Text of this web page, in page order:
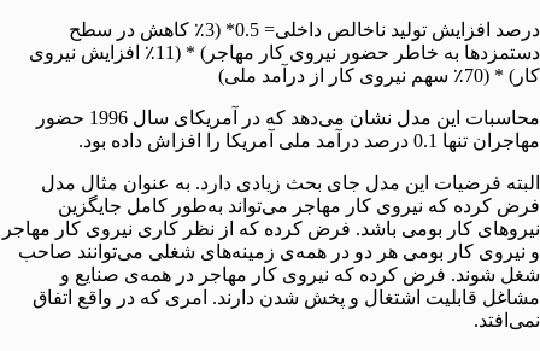
درصد افزایش تولید ناخالص داخلی= 0.5* (3٪ کاهش در سطح
دستمزدها به خاطر حضور نیروی کار مهاجر) * (11٪ افزایش نیروی
کار) * (70٪ سهم نیروی کار از درآمد ملی)
محاسبات این مدل نشان می‌دهد که در آمریکای سال 1996 حضور
مهاجران تنها 0.1 درصد درآمد ملی آمریکا را افزاش داده بود.
البته فرضیات این مدل جای بحث زیادی دارد. به عنوان مثال مدل
فرض کرده که نیروی کار مهاجر می‌تواند به‌طور کامل جایگزین
نیروهای کار بومی باشد. فرض کرده که از نظر کاری نیروی کار مهاجر
و نیروی کار بومی هر دو در همه‌ی زمینه‌های شغلی می‌توانند صاحب
شغل شوند. فرض کرده که نیروی کار مهاجر در همه‌ی صنایع و
مشاغل قابلیت اشتغال و پخش شدن دارند. امری که در واقع اتفاق
نمی‌افتد.